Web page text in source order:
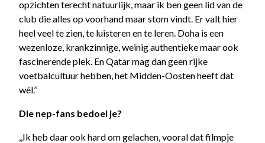
opzichten terecht natuurlijk, maar ik ben geen lid van de
club die alles op voorhand maar stom vindt. Er valt hier
heel veel te zien, te luisteren en te leren. Doha is een
wezenloze, krankzinnige, weinig authentieke maar ook
fascinerende plek. En Qatar mag dan geen rijke
voetbalcultuur hebben, het Midden-Oosten heeft dat
wél.’’
Die nep-fans bedoel je?
,,Ik heb daar ook hard om gelachen, vooral dat filmpje